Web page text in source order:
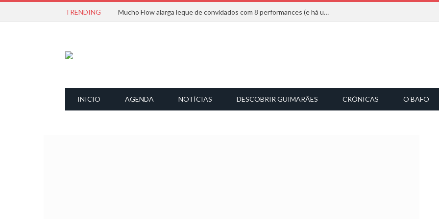
TRENDING Mucho Flow alarga leque de convidados com 8 performances (e há uma saída)
INICIO AGENDA NOTÍCIAS DESCOBRIR GUIMARÃES CRÓNICAS O BAFO